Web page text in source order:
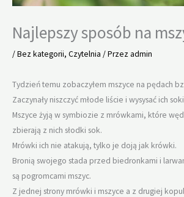
Najlepszy sposób na
/Bez kategorii, Czytelnia / Przezadmin
Tydzień temu zobaczyłem mszyce na pędach
Zaczynały niszczyć młode liście i wysysać ich
Mszyce żyją w symbiozie z mrówkami, które
zbierają z nich słodki sok.
Mrówki ich nie atakują, tylko je doją jak krówki.
Bronią swojego stada przed biedronkami i
są pogromcami mszyc.
Z jednej strony mrówki i mszyce a z drugiej